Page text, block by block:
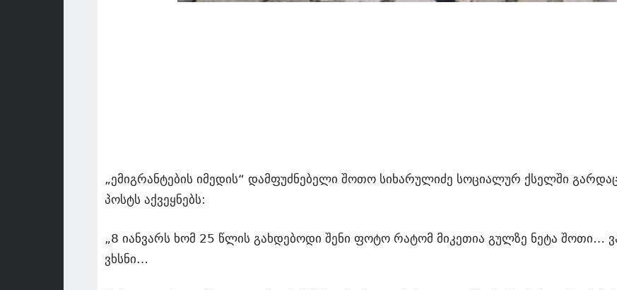
„ემიგრანტების იმედის“ დამფუძნებელი შოთო სიხარულიძე სოციალურ ქსელში
პოსტს აქვეყნებს:
„8 იანვარს ხომ 25 წლის გახდებოდი შენი ფოტო რატომ მიკეთია გულზე ნეტა
ვხსნი…